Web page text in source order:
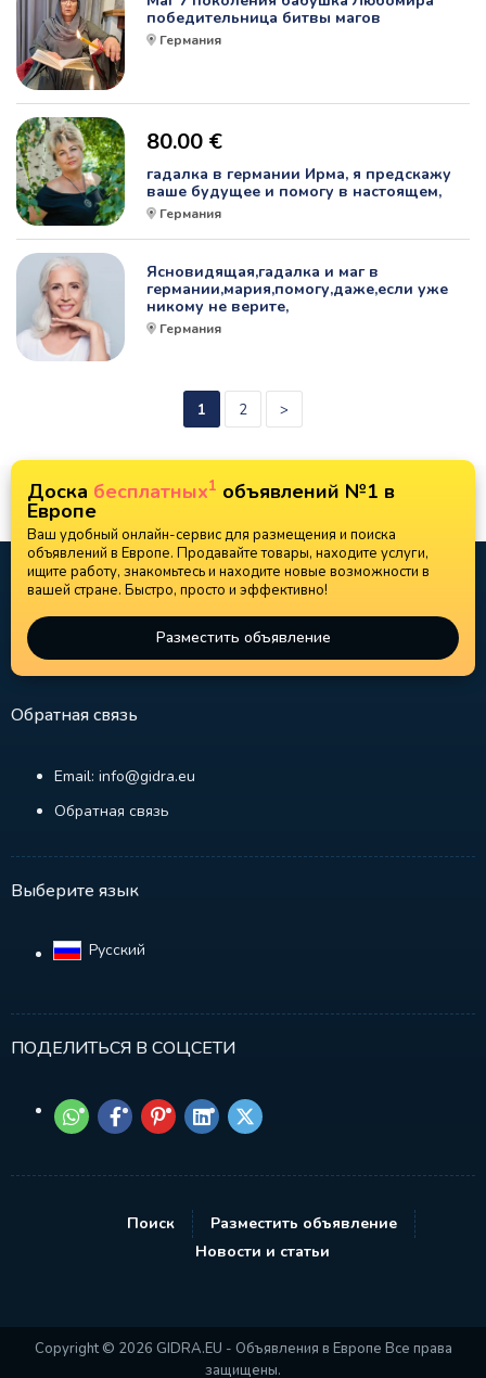
победительница битвы магов
Германия
80.00 €
гадалка в германии Ирма, я предскажу
ваше будущее и помогу в настоящем,
Германия
Ясновидящая,гадалка и маг в
германии,мария,помогу,даже,если уже
никому не верите,
Германия
1 2 >
Доска бесплатных1 объявлений №1 в
Европе
Ваш удобный онлайн-сервис для размещения и поиска
объявлений в Европе. Продавайте товары, находите услуги,
ищите работу, знакомьтесь и находите новые возможности в
вашей стране. Быстро, просто и эффективно!
Разместить объявление
Обратная связь
Email: info@gidra.eu
Обратная связь
Выберите язык
Русский‎
ПОДЕЛИТЬСЯ В СОЦСЕТИ
Поиск
Разместить объявление
Новости и статьи
Copyright © 2026 GIDRA.EU - Объявления в Европе Все права
защищены.